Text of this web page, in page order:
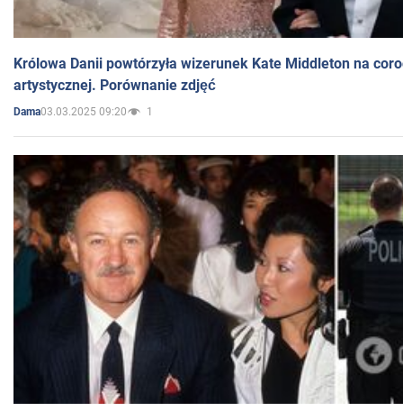
Królowa Danii powtórzyła wizerunek Kate Middleton na
artystycznej. Porównanie zdjęć
Dama03.03.2025 09:20 1